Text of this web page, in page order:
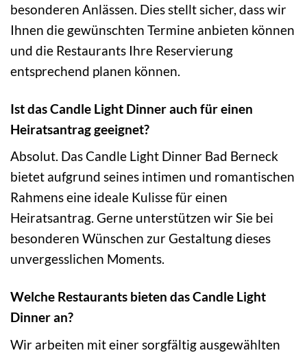
besonderen Anlässen. Dies stellt sicher, dass wir
Ihnen die gewünschten Termine anbieten können
und die Restaurants Ihre Reservierung
entsprechend planen können.
Ist das Candle Light Dinner auch für einen
Heiratsantrag geeignet?
Absolut. Das Candle Light Dinner Bad Berneck
bietet aufgrund seines intimen und romantischen
Rahmens eine ideale Kulisse für einen
Heiratsantrag. Gerne unterstützen wir Sie bei
besonderen Wünschen zur Gestaltung dieses
unvergesslichen Moments.
Welche Restaurants bieten das Candle Light
Dinner an?
Wir arbeiten mit einer sorgfältig ausgewählten